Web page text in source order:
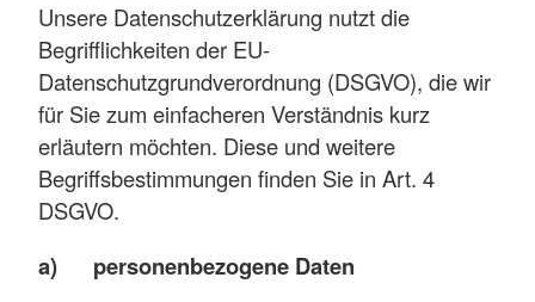
Unsere Datenschutzerklärung nutzt die
Begrifflichkeiten der EU-
Datenschutzgrundverordnung (DSGVO), die wir
für Sie zum einfacheren Verständnis kurz
erläutern möchten. Diese und weitere
Begriffsbestimmungen finden Sie in Art. 4
DSGVO.
a) personenbezogene Daten